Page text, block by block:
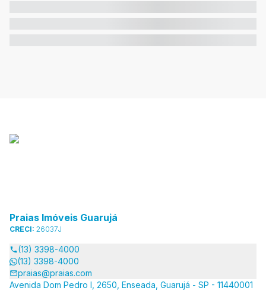
Praias Imóveis Guarujá
CRECI: 26037J
(13) 3398-4000
(13) 3398-4000
praias@praias.com
Avenida Dom Pedro I, 2650, Enseada, Guarujá - SP - 11440001